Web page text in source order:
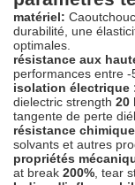
matériel:
durabilité, une
optimales.
résistance aux
performances entre -
isolation électrique
dielectric strength 20
tangente de perte
résistance
solvants et autres
propriétés
at break 200% , tear